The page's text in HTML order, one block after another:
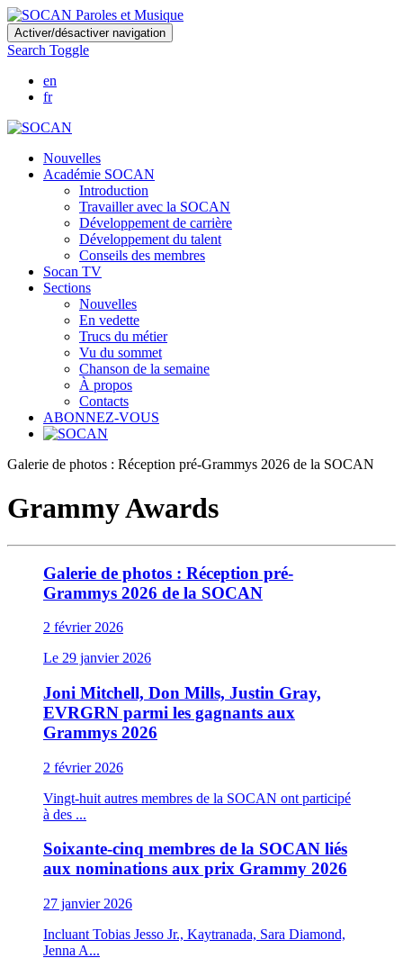
Skip
to
main
content
Activer/désactiver navigation
Search Toggle
en
fr
Nouvelles
Académie SOCAN
Introduction
Travailler avec la SOCAN
Développement de carrière
Développement du talent
Conseils des membres
Socan TV
Sections
Nouvelles
En vedette
Trucs du métier
Vu du sommet
Chanson de la semaine
À propos
Contacts
ABONNEZ-VOUS
Galerie de photos : Réception pré-Grammys 2026 de la SOCAN
Grammy Awards
Galerie de photos : Réception pré-
Grammys 2026 de la SOCAN
2 février 2026
Le 29 janvier 2026
Joni Mitchell, Don Mills, Justin Gray,
EVRGRN parmi les gagnants aux
Grammys 2026
2 février 2026
Vingt-huit autres membres de la SOCAN ont participé
à des ...
Soixante-cinq membres de la SOCAN liés
aux nominations aux prix Grammy 2026
27 janvier 2026
Incluant Tobias Jesso Jr., Kaytranada, Sara Diamond,
Jenna A...